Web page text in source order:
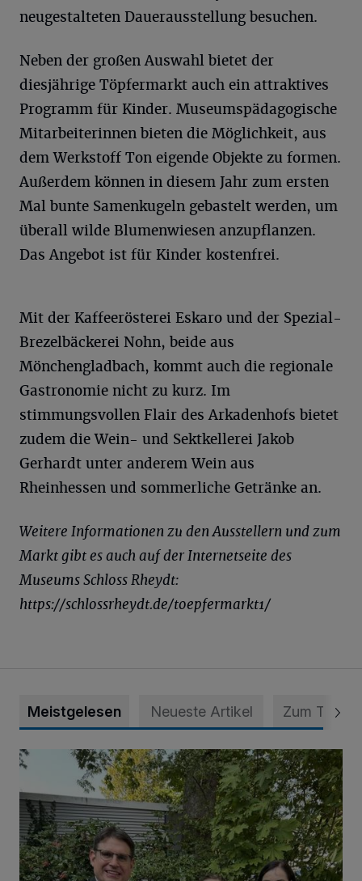
neugestalteten Dauerausstellung besuchen.
Neben der großen Auswahl bietet der
diesjährige Töpfermarkt auch ein attraktives
Programm für Kinder. Museumspädagogische
Mitarbeiterinnen bieten die Möglichkeit, aus
dem Werkstoff Ton eigende Objekte zu formen.
Außerdem können in diesem Jahr zum ersten
Mal bunte Samenkugeln gebastelt werden, um
überall wilde Blumenwiesen anzupflanzen.
Das Angebot ist für Kinder kostenfrei.
Mit der Kaffeerösterei Eskaro und der Spezial-
Brezelbäckerei Nohn, beide aus
Mönchengladbach, kommt auch die regionale
Gastronomie nicht zu kurz. Im
stimmungsvollen Flair des Arkadenhofs bietet
zudem die Wein- und Sektkellerei Jakob
Gerhardt unter anderem Wein aus
Rheinhessen und sommerliche Getränke an.
Weitere Informationen zu den Ausstellern und zum
Markt gibt es auch auf der Internetseite des
Museums Schloss Rheydt:
https://schlossrheydt.de/toepfermarkt1/
Meistgelesen Neueste Artikel Zum Thema
Preise für Abschlussarbeiten